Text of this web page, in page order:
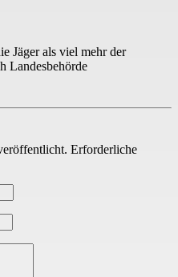
Jäger als viel mehr der
Landesbehörde
Erforderliche